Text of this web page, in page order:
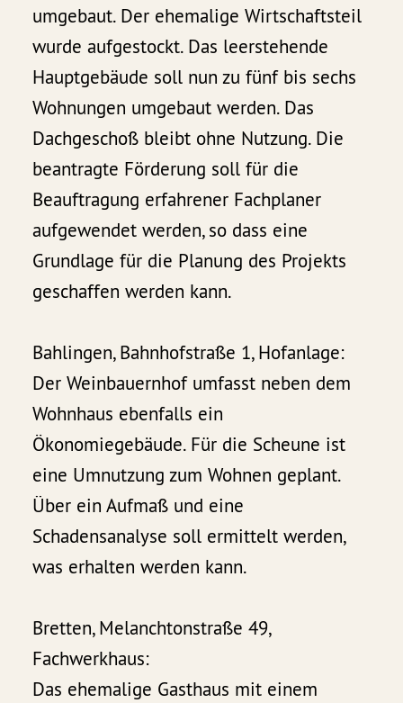
umgebaut. Der ehemalige Wirtschaftsteil
wurde aufgestockt. Das leerstehende
Hauptgebäude soll nun zu fünf bis sechs
Wohnungen umgebaut werden. Das
Dachgeschoß bleibt ohne Nutzung. Die
beantragte Förderung soll für die
Beauftragung erfahrener Fachplaner
aufgewendet werden, so dass eine
Grundlage für die Planung des Projekts
geschaffen werden kann.
Bahlingen, Bahnhofstraße 1, Hofanlage:
Der Weinbauernhof umfasst neben dem
Wohnhaus ebenfalls ein
Ökonomiegebäude. Für die Scheune ist
eine Umnutzung zum Wohnen geplant.
Über ein Aufmaß und eine
Schadensanalyse soll ermittelt werden,
was erhalten werden kann.
Bretten, Melanchtonstraße 49,
Fachwerkhaus:
Das ehemalige Gasthaus mit einem